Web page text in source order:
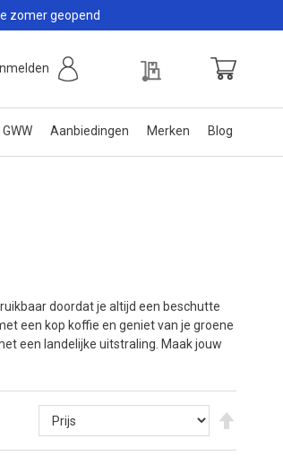
zomer geopend
GWW Aanbiedingen Merken Blog
doordat je altijd een beschutte
een kop koffie en geniet van je groene
een landelijke uitstraling. Maak jouw
laag